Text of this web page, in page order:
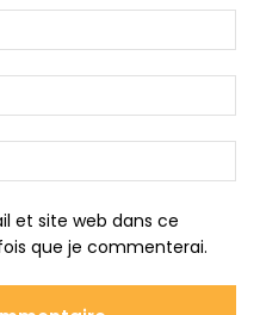
:*
:*
:
et site web dans ce
que je commenterai.